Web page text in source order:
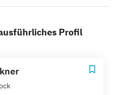
Profil